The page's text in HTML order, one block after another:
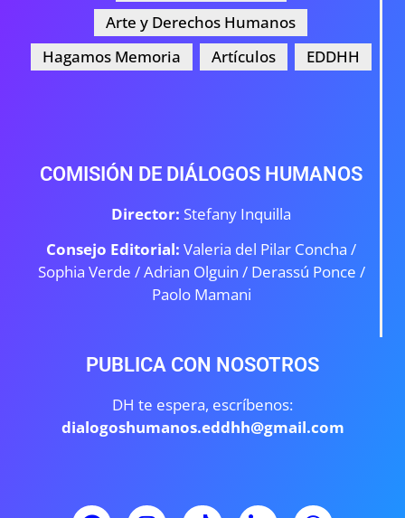
Arte y Derechos Humanos
Hagamos Memoria
Artículos EDDHH
COMISIÓN DE DIÁLOGOS HUMANOS
Director: Stefany Inquilla
Consejo Editorial: Valeria del Pilar Concha /
Sophia Verde /Adrian Olguin / Derassú Ponce /
Paolo Mamani
PUBLICA CON NOSOTROS
DH te espera, escríbenos:
dialogoshumanos.eddhh@gmail.com